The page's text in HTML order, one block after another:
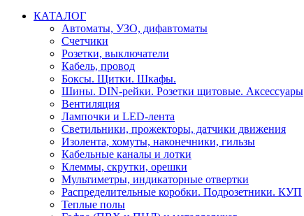
КАТАЛОГ
Автоматы, УЗО, дифавтоматы
Счетчики
Розетки, выключатели
Кабель, провод
Боксы. Щитки. Шкафы.
Шины. DIN-рейки. Розетки щитовые. Аксессуары
Вентиляция
Лампочки и LED-лента
Светильники, прожекторы, датчики движения
Изолента, хомуты, наконечники, гильзы
Кабельные каналы и лотки
Клеммы, скрутки, орешки
Мультиметры, индикаторные отвертки
Распределительные коробки. Подрозетники. КУП
Теплые полы